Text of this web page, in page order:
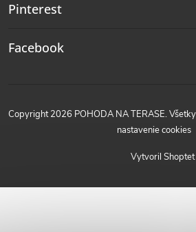
Pinterest
Facebook
Vytvoril Shoptet
Copyright 2026 POHODA NA TERASE.
nastavenie cookies